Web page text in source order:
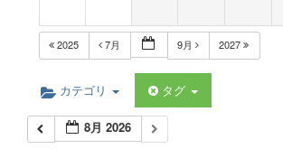
2025 7月 9月 2027
カテゴリ タグ
8月 2026